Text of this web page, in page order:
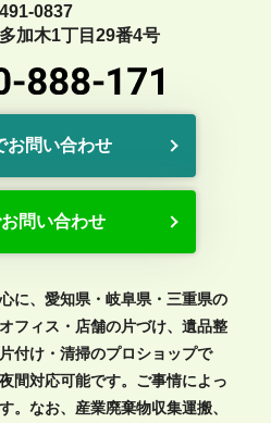
0837
加木1丁目29番4号
お問い合わせ
問い合わせ
に、愛知県・岐阜県・三重県の
フィス・店舗の片づけ、遺品整
付け・清掃のプロショップで
間対応可能です。ご事情によっ
。なお、産業廃棄物収集運搬、